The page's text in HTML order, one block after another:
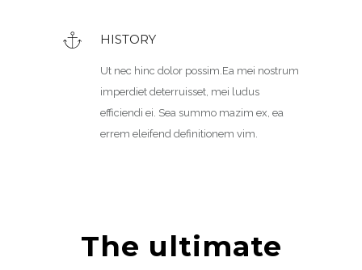
HISTORY
Ut nec hinc dolor possim.Ea mei nostrum
imperdiet deterruisset, mei ludus
efficiendi ei. Sea summo mazim ex, ea
errem eleifend definitionem vim.
The ultimate